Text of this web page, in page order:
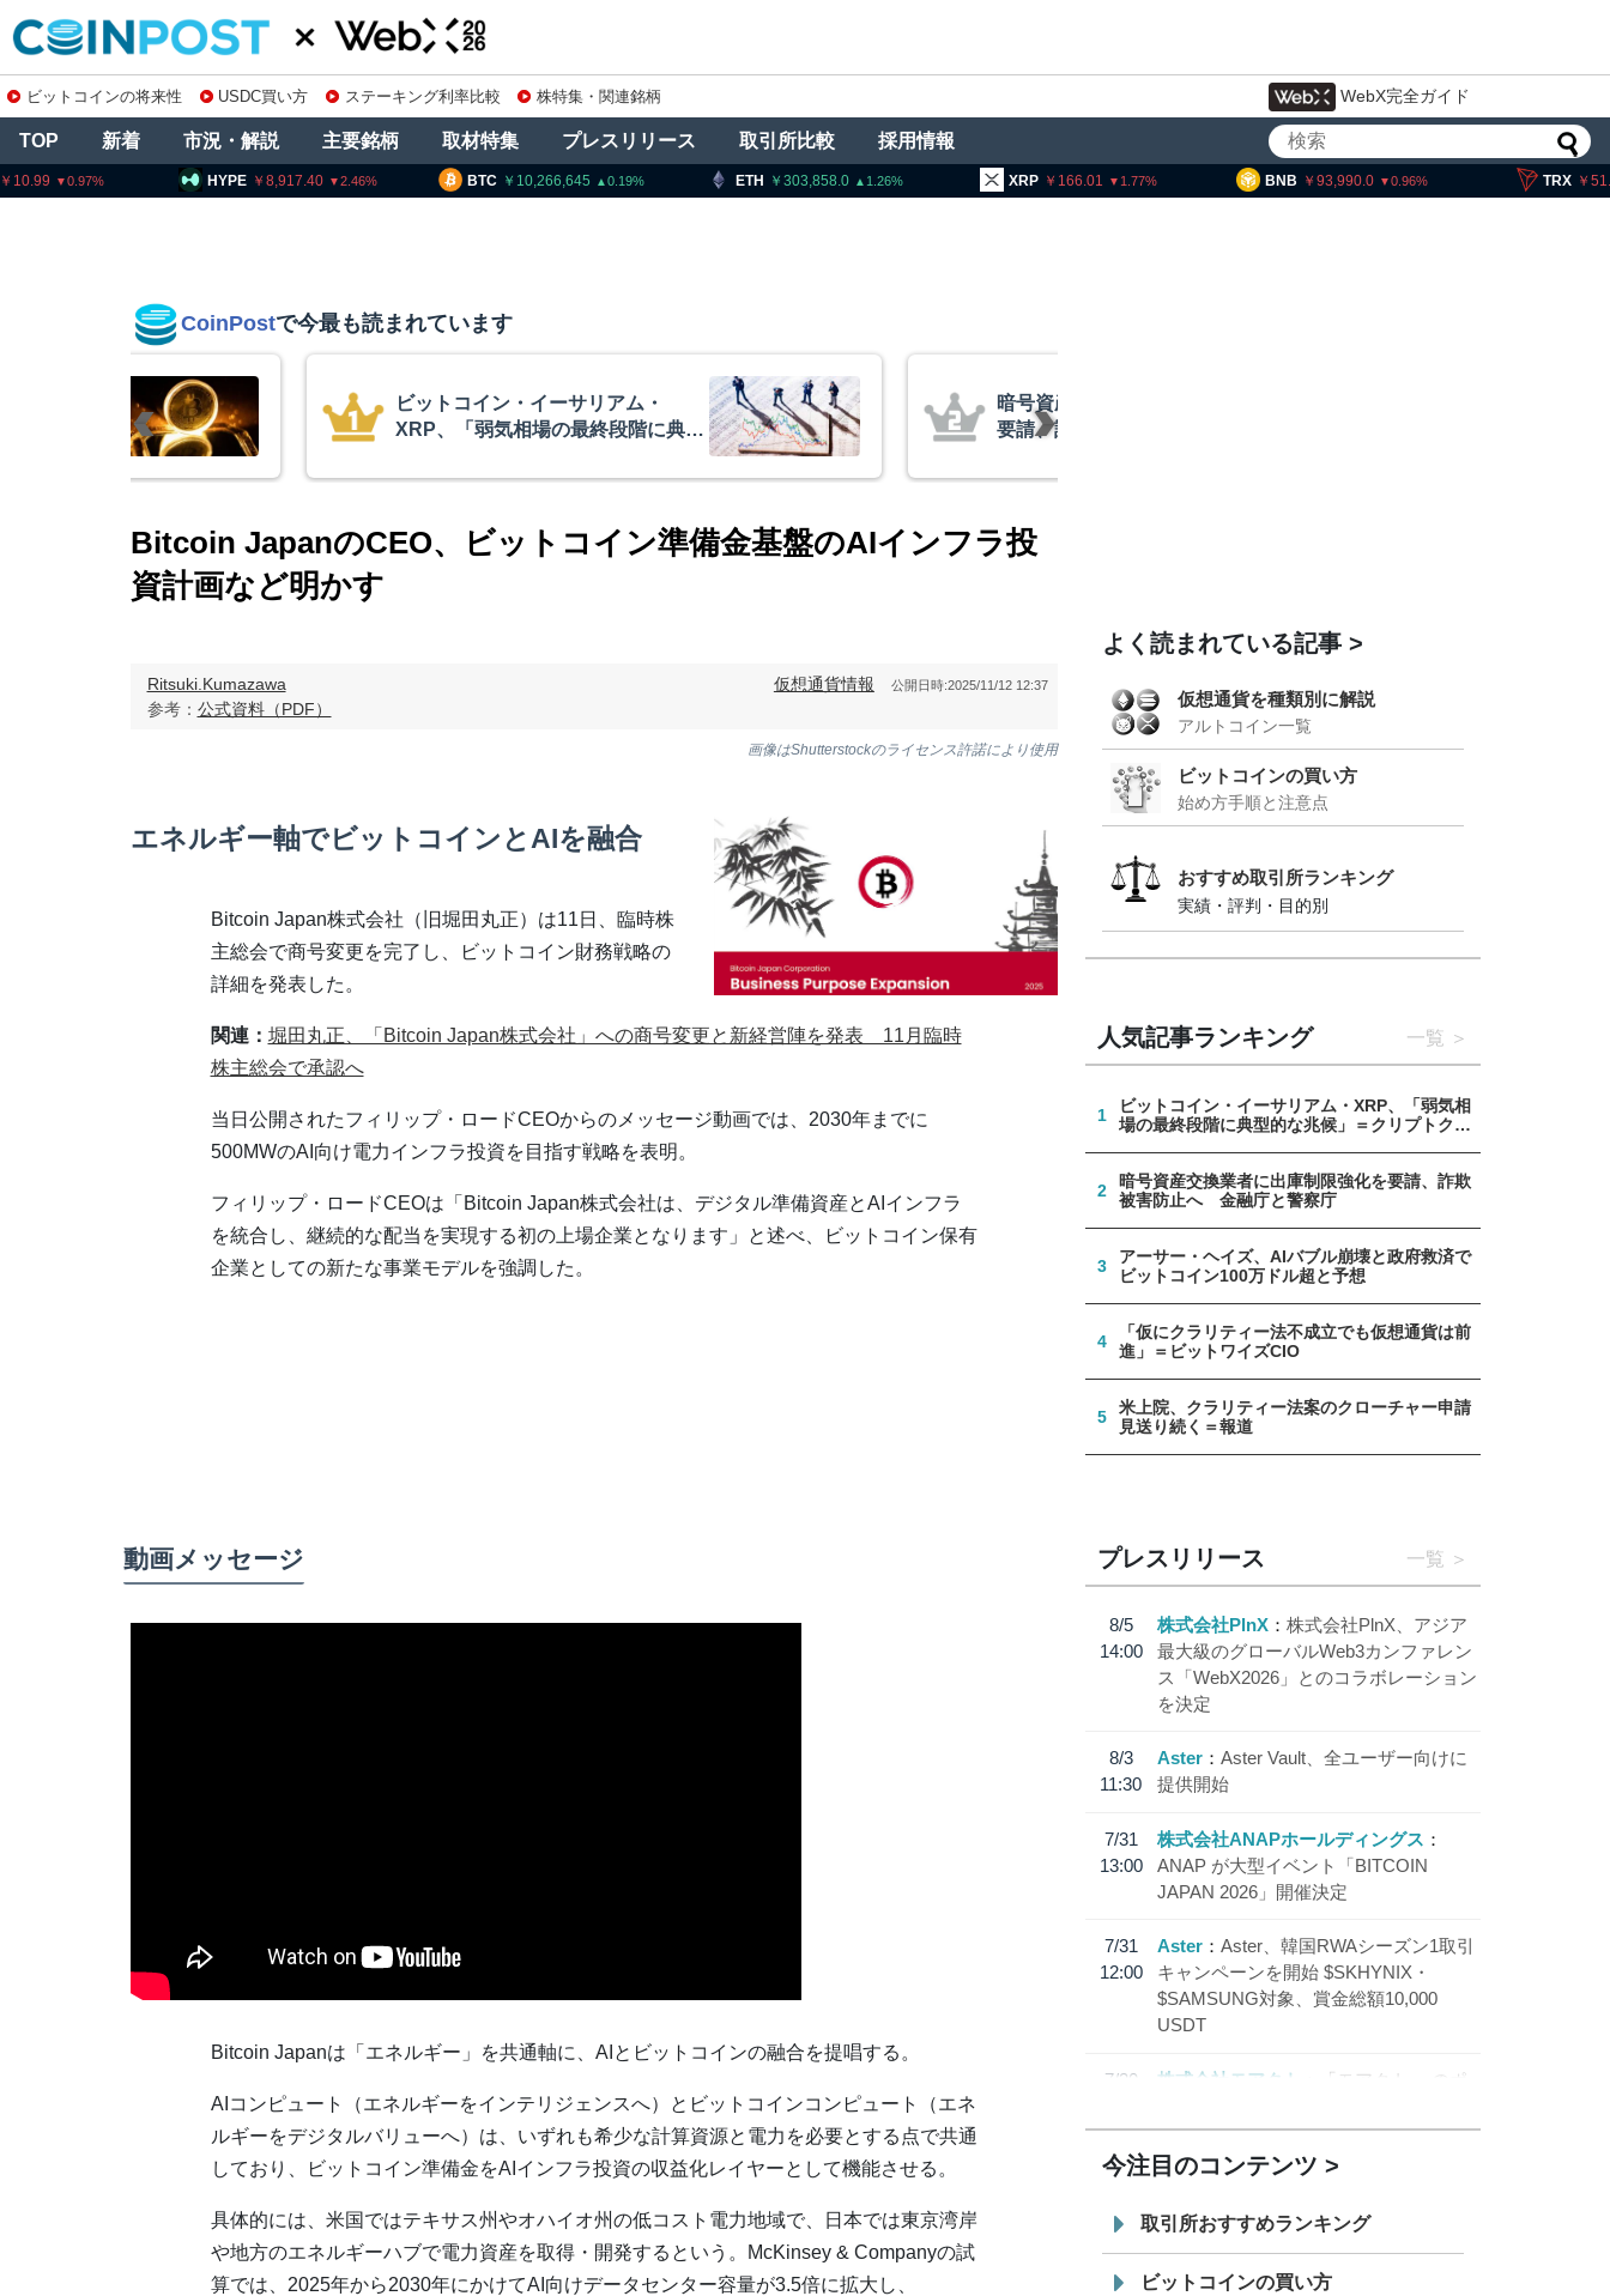
ビットコインの将来性 USDC買い方 ステーキング利率比較 株特集・関連銘柄 WebX完全ガイド
TOP 新着 市況・解説 主要銘柄 取材特集 プレスリリース 取引所比較 採用情報
BTC 10,266,645 ETH 303,858.0 XRP 166.01 BNB 93,990.0 TRX 51.88
HYPE 8,917.40
CoinPostで今最も読まれています
暗号資産交換業者に出庫制限強化を
要請、詐欺被害防止へ 金融庁と警
アーサー・ヘイズ、AIバブル崩壊と
政府救済でビットコイン100万ドル
Bitcoin JapanのCEO、ビットコイン準備金基盤のAIインフラ投
資計画など明かす
Ritsuki.Kumazawa
参考： 公式資料（PDF）
仮想通貨情報 公開日時:2025/11/12 12:37
画像はShutterstockのライセンス許諾により使用
エネルギー軸でビットコインとAIを融合
Bitcoin Japan株式会社（旧堀田丸正）は11日、臨時株
主総会で商号変更を完了し、ビットコイン財務戦略の
詳細を発表した。
関連： 堀田丸正、「Bitcoin Japan株式会社」への商号変更と新経営陣を発表 11月臨時
株主総会で承認へ
当日公開されたフィリップ・ロードCEOからのメッセージ動画では、2030年までに
500MWのAI向け電力インフラ投資を目指す戦略を表明。
フィリップ・ロードCEOは「Bitcoin Japan株式会社は、デジタル準備資産とAIインフラ
を統合し、継続的な配当を実現する初の上場企業となります」と述べ、ビットコイン保有
企業としての新たな事業モデルを強調した。
動画メッセージ
Bitcoin Japanは「エネルギー」を共通軸に、AIとビットコインの融合を提唱する。
AIコンピュート（エネルギーをインテリジェンスへ）とビットコインコンピュート（エネ
ルギーをデジタルバリューへ）は、いずれも希少な計算資源と電力を必要とする点で共通
しており、ビットコイン準備金をAIインフラ投資の収益化レイヤーとして機能させる。
具体的には、米国ではテキサス州やオハイオ州の低コスト電力地域で、日本では東京湾岸
や地方のエネルギーハブで電力資産を取得・開発するという。McKinsey & Companyの試
算では、2025年から2030年にかけてAI向けデータセンター容量が3.5倍に拡大し、
よく読まれている記事
仮想通貨を種類別に解説
アルトコイン一覧
ビットコインの買い方
始め方手順と注意点
おすすめ取引所ランキング
実績・評判・目的別
人気記事ランキング 一覧
1
ビットコイン・イーサリアム・XRP、「弱気相
場の最終段階に典型的な兆候」＝クリプトクア
2
暗号資産交換業者に出庫制限強化を要請、詐欺
被害防止へ 金融庁と警察庁
3
アーサー・ヘイズ、AIバブル崩壊と政府救済で
ビットコイン100万ドル超と予想
4
「仮にクラリティー法不成立でも仮想通貨は前
進」＝ビットワイズCIO
5
米上院、クラリティー法案のクローチャー申請
見送り続く＝報道
プレスリリース 一覧
8/5
14:00
株式会社PlnX
株式会社PlnX、アジア
最大級のグローバルWeb3カンファレン
ス「WebX2026」とのコラボレーション
を決定
8/3
11:30
Aster
Aster Vault、全ユーザー向けに
提供開始
7/31
13:00
株式会社ANAPホールディングス
ANAP が大型イベント「BITCOIN
JAPAN 2026」開催決定
7/31
12:00
Aster
Aster、韓国RWAシーズン1取引
キャンペーンを開始 $SKHYNIX・
$SAMSUNG対象、賞金総額10,000
USDT
7/30
株式会社モアクト
「モアクト」 のポ
「 JPYC」を追加
19:30
てステーブルコイン「JPYSC」徹底解
説セミナーを開催
今注目のコンテンツ
取引所おすすめランキング
ビットコインの買い方